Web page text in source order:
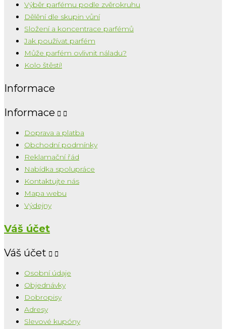
Výběr parfému podle zvěrokruhu
Dělění dle skupin vůní
Složení a koncentrace parfémů
Jak používat parfém
Může parfém ovlivnit náladu?
Kolo štěstí!
Informace
Informace  
Doprava a platba
Obchodní podmínky
Reklamační řád
Nabídka spolupráce
Kontaktujte nás
Mapa webu
Výdejny
Váš účet
Váš účet  
Osobní údaje
Objednávky
Dobropisy
Adresy
Slevové kupóny